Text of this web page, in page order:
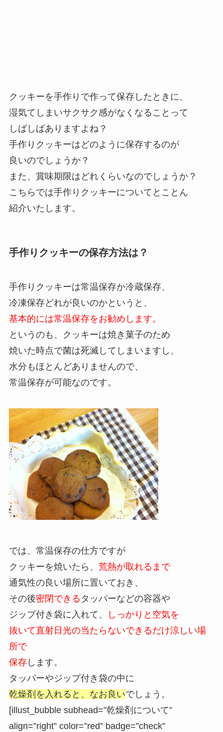
クッキーを手作りで作って保存したときに、
湿気てしまいサクサク感がなくなることって
しばしばありますよね？
手作りクッキーはどのように保存するのが
良いのでしょうか？
また、賞味期限はどれくらいなのでしょうか？
こちらでは手作りクッキーについてとことん
紹介いたします。
手作りクッキーの保存方法は？
手作りクッキーは常温保存か冷蔵保存、
冷凍保存どれが良いのかというと、
基本的には常温保存をお勧めします。
というのも、クッキーは焼き菓子のため
焼いた時点で菌は死滅してしまいますし、
水分もほとんどありませんので、
常温保存が可能なのです。
では、常温保存の仕方ですが
クッキーを焼いたら、 荒熱が取れるまで
通気性の良い場所に置いておき、
その後密閉できる タッパーなどの容器や
ジップ付き袋に入れて、
しっかりと空気を
抜いて直射日光の当たらないできるだけ涼しい場
所で
保存します。
タッパーやジップ付き袋の中に
乾燥剤を入れると、なお良いでしょう。
[illust_bubble subhead=”乾燥剤について”
align=”right” color=”red” badge=”check”